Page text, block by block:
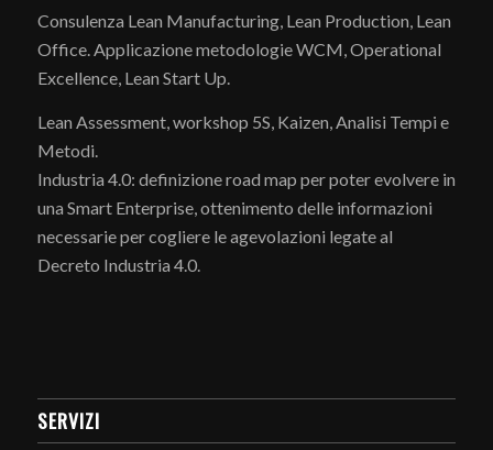
Consulenza Lean Manufacturing, Lean Production, Lean
Office. Applicazione metodologie WCM, Operational
Excellence, Lean Start Up.
Lean Assessment, workshop 5S, Kaizen, Analisi Tempi e
Metodi.
Industria 4.0: definizione road map per poter evolvere in
una Smart Enterprise, ottenimento delle informazioni
necessarie per cogliere le agevolazioni legate al
Decreto Industria 4.0.
SERVIZI